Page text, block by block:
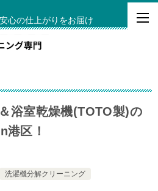
心の仕上がりをお届け
浴室乾燥機(TOTO製)の
港区！
洗濯機分解クリーニング